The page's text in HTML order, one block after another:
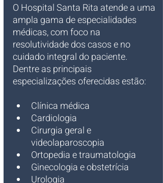
O Hospital Santa Rita atende a uma
ampla gama de especialidades
médicas, com foco na
resolutividade dos casos e no
cuidado integral do paciente.
Dentre as principais
especializações oferecidas estão:
Clínica médica
Cardiologia
Cirurgia geral e
videolaparoscopia
Ortopedia e traumatologia
Ginecologia e obstetrícia
Urologia